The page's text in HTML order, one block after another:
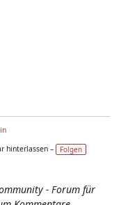
in
hinterlassen –
Folgen
- Forum für